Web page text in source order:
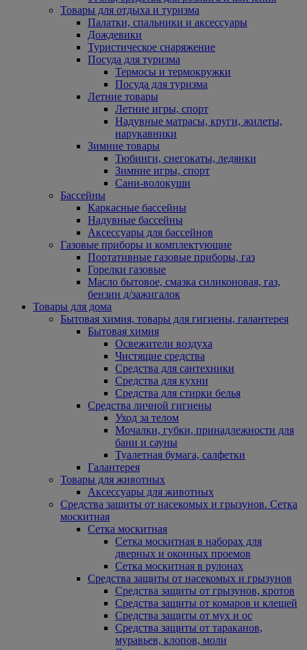
Товары для отдыха и туризма
Палатки, спальники и аксессуары
Дождевики
Туристическое снаряжение
Посуда для туризма
Термосы и термокружки
Посуда для туризма
Летние товары
Летние игры, спорт
Надувные матрасы, круги, жилеты,
нарукавники
Зимние товары
Тюбинги, снегокаты, ледянки
Зимние игры, спорт
Сани-волокуши
Бассейны
Каркасные бассейны
Надувные бассейны
Аксессуары для бассейнов
Газовые приборы и комплектующие
Портативные газовые приборы, газ
Горелки газовые
Масло бытовое, смазка силиконовая, газ,
бензин д/зажигалок
Товары для дома
Бытовая химия, товары для гигиены, галантерея
Бытовая химия
Освежители воздуха
Чистящие средства
Средства для сантехники
Средства для кухни
Средства для стирки белья
Средства личной гигиены
Уход за телом
Мочалки, губки, принадлежности для
бани и сауны
Туалетная бумага, салфетки
Галантерея
Товары для животных
Аксессуары для животных
Средства защиты от насекомых и грызунов. Сетка
москитная
Сетка москитная
Сетка москитная в наборах для
дверных и оконных проемов
Сетка москитная в рулонах
Средства защиты от насекомых и грызунов
Средства защиты от грызунов, кротов
Средства защиты от комаров и клещей
Средства защиты от мух и ос
Средства защиты от тараканов,
муравьев, клопов, моли